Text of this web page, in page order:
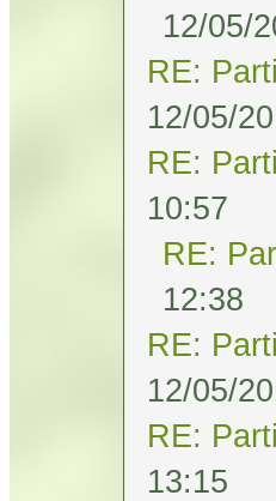
12/05/
RE:
12/05/
RE:
10:57
RE:
12:38
RE:
12/05/
RE:
13:15